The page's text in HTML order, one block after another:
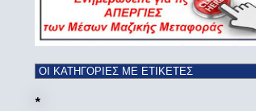
*